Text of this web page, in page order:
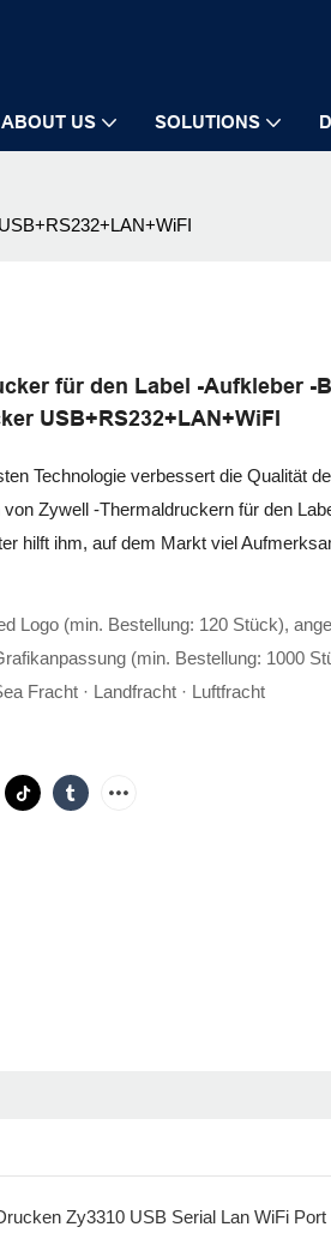
ABOUT US SOLUTIONS
für den Label -Aufkleber -
USB+RS232+LAN+WiFI
Technologie verbessert die Qualität
Zywell -Thermaldruckern für den
hilft ihm, auf dem Markt viel
Logo (min. Bestellung: 120 Stück),
(min. Bestellung: 1000
Fracht · Landfracht · Luftfracht
Zy3310 USB Serial Lan WiFi Port